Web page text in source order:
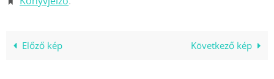
Előző kép Következő kép